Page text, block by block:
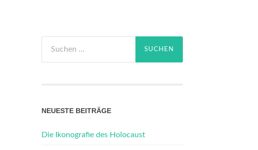
nach:
NEUESTE BEITRÄGE
Die Ikonografie des Holocaust